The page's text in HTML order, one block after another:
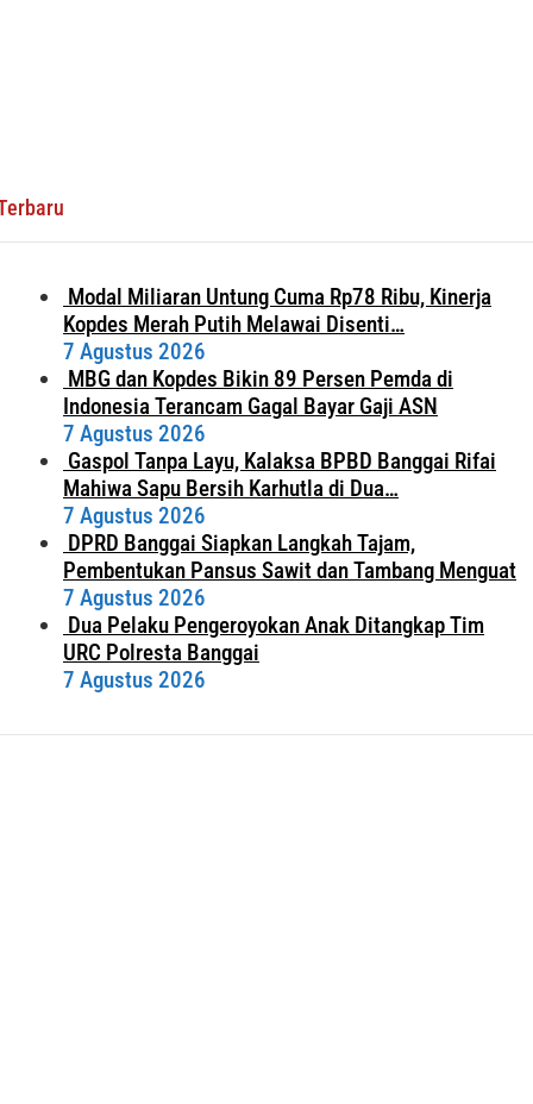
Modal Miliaran Untung Cuma Rp78 Ribu, Kinerja
Kopdes Merah Putih Melawai Disenti…
7 Agustus 2026
MBG dan Kopdes Bikin 89 Persen Pemda di
Indonesia Terancam Gagal Bayar Gaji ASN
7 Agustus 2026
Gaspol Tanpa Layu, Kalaksa BPBD Banggai Rifai
Mahiwa Sapu Bersih Karhutla di Dua…
7 Agustus 2026
DPRD Banggai Siapkan Langkah Tajam,
Pembentukan Pansus Sawit dan Tambang Menguat
7 Agustus 2026
Dua Pelaku Pengeroyokan Anak Ditangkap Tim
URC Polresta Banggai
7 Agustus 2026